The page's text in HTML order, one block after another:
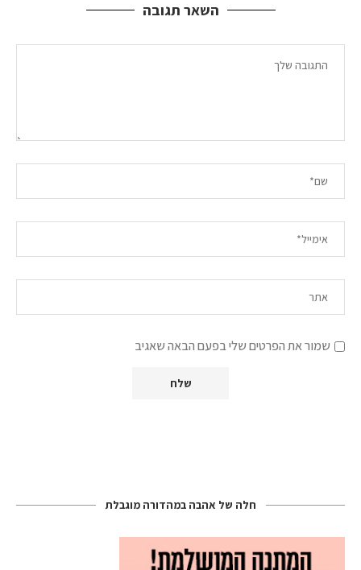
השאר תגובה
שמור את הפרטים שלי בפעם הבאה שאגיב
חלה של אהבה במהדורה מוגבלת